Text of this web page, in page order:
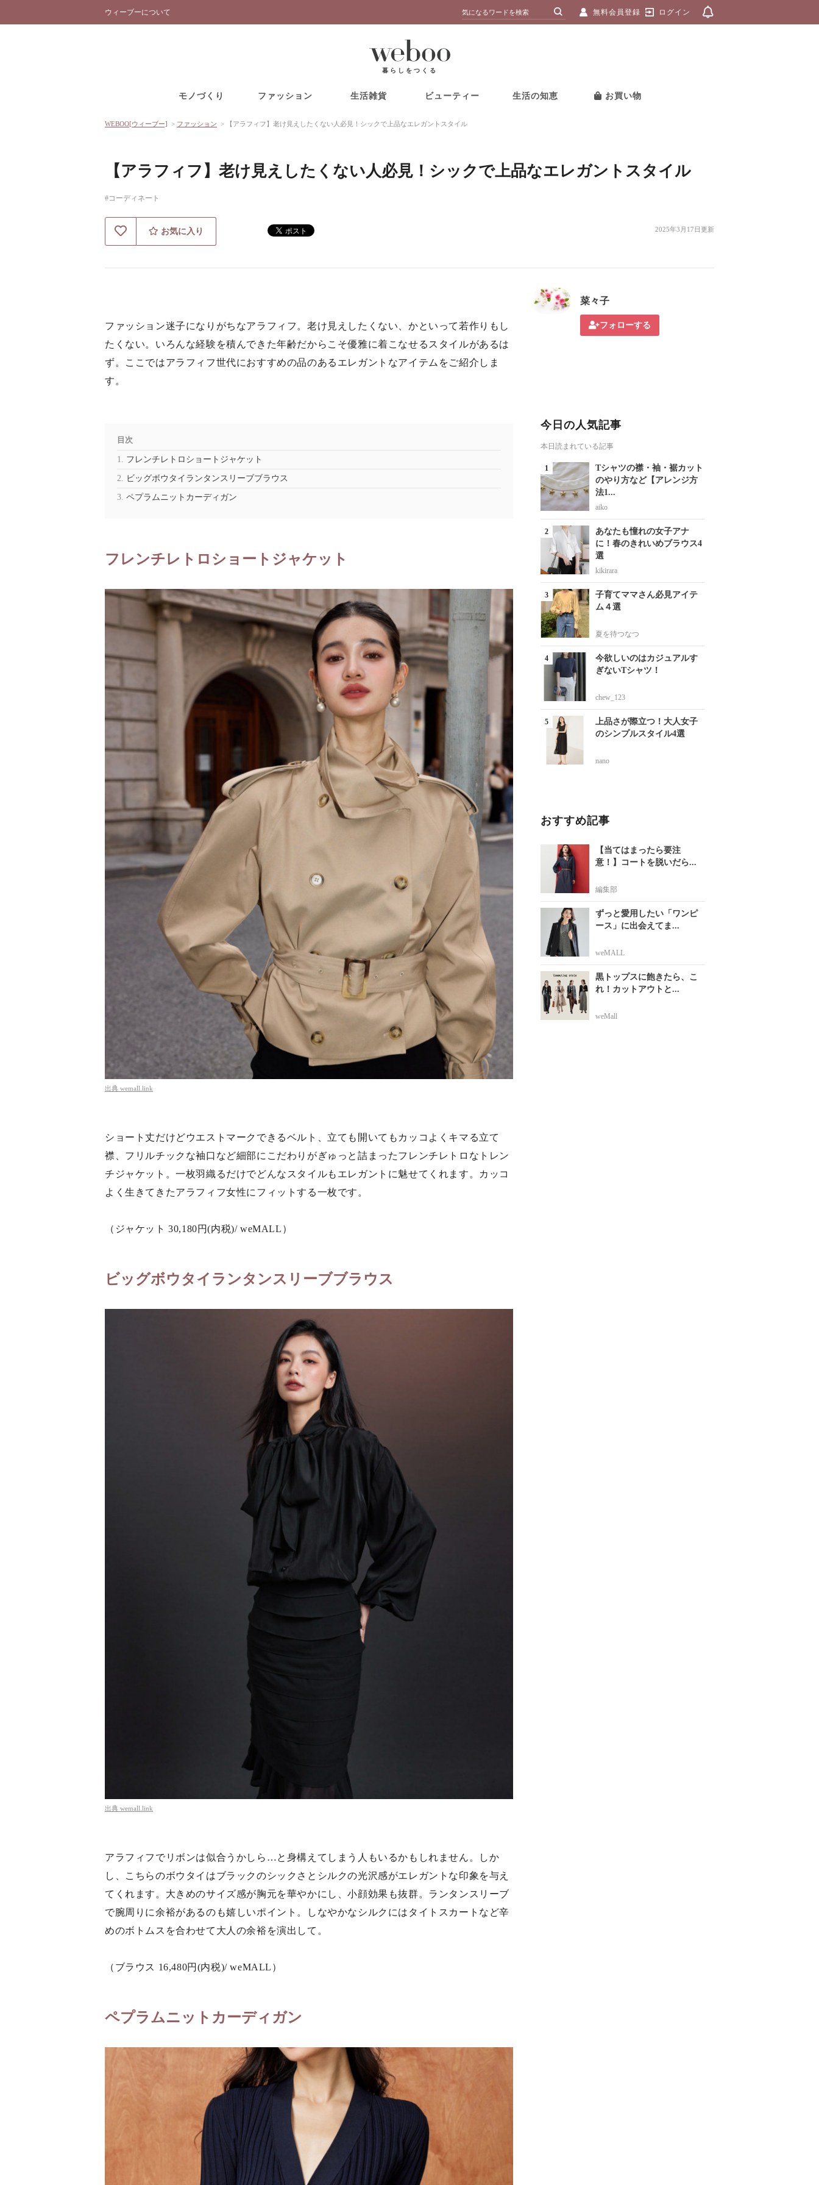
ウィーブーについて 無料会員登録 ログイン
暮らしをつくる
モノづくり ファッション 生活雑貨 ビューティー 生活の知恵 お買い物
WEBOO[ウィーブー] > ファッション > 【アラフィフ】老け見えしたくない人必見！シックで上品なエレガントスタイル
【アラフィフ】老け見えしたくない人必見！シックで上品なエレガントスタイル
#コーディネート
お気に入り 2025年3月17日更新
ファッション迷子になりがちなアラフィフ。老け見えしたくない、かといって若作りもし
たくない。いろんな経験を積んできた年齢だからこそ優雅に着こなせるスタイルがあるは
ず。ここではアラフィフ世代におすすめの品のあるエレガントなアイテムをご紹介しま
す。
目次
フレンチレトロショートジャケット
ビッグボウタイランタンスリーブブラウス
ペプラムニットカーディガン
フレンチレトロショートジャケット
出典 wemall.link
ショート丈だけどウエストマークできるベルト、立ても開いてもカッコよくキマる立て
襟、フリルチックな袖口など細部にこだわりがぎゅっと詰まったフレンチレトロなトレン
チジャケット。一枚羽織るだけでどんなスタイルもエレガントに魅せてくれます。カッコ
よく生きてきたアラフィフ女性にフィットする一枚です。
（ジャケット 30,180円(内税)/ weMALL）
ビッグボウタイランタンスリーブブラウス
出典 wemall.link
アラフィフでリボンは似合うかしら…と身構えてしまう人もいるかもしれません。しか
し、こちらのボウタイはブラックのシックさとシルクの光沢感がエレガントな印象を与え
てくれます。大きめのサイズ感が胸元を華やかにし、小顔効果も抜群。ランタンスリーブ
で腕周りに余裕があるのも嬉しいポイント。しなやかなシルクにはタイトスカートなど辛
めのボトムスを合わせて大人の余裕を演出して。
（ブラウス 16,480円(内税)/ weMALL）
ペプラムニットカーディガン
菜々子
フォローする
今日の人気記事
本日読まれている記事
Tシャツの襟・袖・裾カット
のやり方など【アレンジ方
法1...
aiko
あなたも憧れの女子アナ
に！春のきれいめブラウス4
選
kikirara
子育てママさん必見アイテ
ム４選
夏を待つなつ
今欲しいのはカジュアルす
ぎないTシャツ！
chew_123
上品さが際立つ！大人女子
のシンプルスタイル4選
nano
おすすめ記事
【当てはまったら要注
意！】コートを脱いだら...
編集部
ずっと愛用したい「ワンピ
ース」に出会えてま...
weMALL
黒トップスに飽きたら、こ
れ！カットアウトと...
weMall